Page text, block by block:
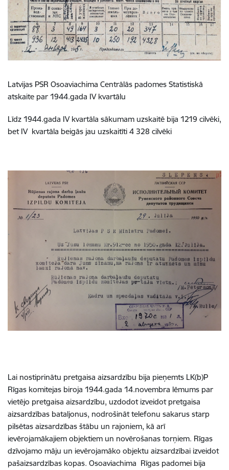
Latvijas PSR Osoaviachima Centrālās padomes Statistiskā
atskaite par 1944.gada IV kvartālu
Līdz 1944.gada IV kvartāla sākumam uzskaitē bija 1219 cilvēki,
bet IV kvartāla beigās jau uzskaitīti 4 328 cilvēki
Lai nostiprinātu pretgaisa aizsardzību bija pieņemts LK(b)P
Rīgas komitejas biroja 1944.gada 14.novembra lēmums par
vietējo pretgaisa aizsardzību, uzdodot izveidot pretgaisa
aizsardzības bataljonus, nodrošināt telefonu sakarus starp
pilsētas aizsardzības štābu un rajoniem, kā arī
ievērojamākajiem objektiem un novērošanas torņiem. Rīgas
dzīvojamo māju un ievērojamāko objektu aizsardzībai izveidot
pašaizsardzības kopas. Osoaviachima Rīgas padomei bija